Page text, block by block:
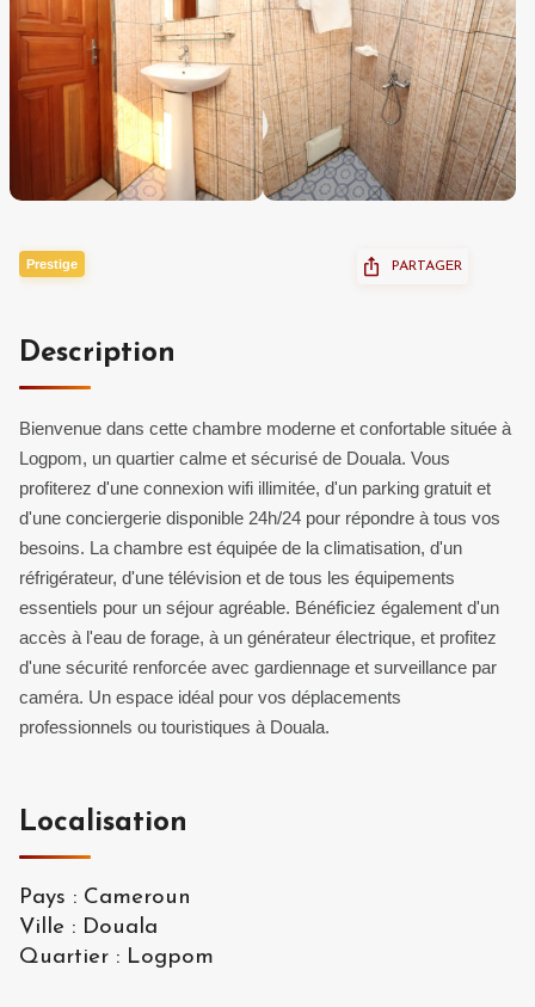
Prestige PARTAGER
Description
Bienvenue dans cette chambre moderne et confortable située à
Logpom, un quartier calme et sécurisé de Douala. Vous
profiterez d'une connexion wifi illimitée, d'un parking gratuit et
d'une conciergerie disponible 24h/24 pour répondre à tous vos
besoins. La chambre est équipée de la climatisation, d'un
réfrigérateur, d'une télévision et de tous les équipements
essentiels pour un séjour agréable. Bénéficiez également d'un
accès à l'eau de forage, à un générateur électrique, et profitez
d'une sécurité renforcée avec gardiennage et surveillance par
caméra. Un espace idéal pour vos déplacements
professionnels ou touristiques à Douala.
Localisation
Pays : Cameroun
Ville : Douala
Quartier : Logpom